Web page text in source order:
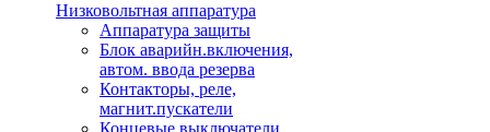
Низковольтная аппаратура
Аппаратура защиты
Блок аварийн.включения,
автом. ввода резерва
Контакторы, реле,
магнит.пускатели